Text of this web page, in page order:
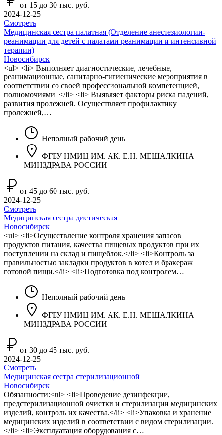
от 15 до 30 тыс. руб.
2024-12-25
Смотреть
Медицинская сестра палатная (Отделение анестезиологии-
реанимации для детей с палатами реанимации и интенсивной
терапии)
Новосибирск
<ul> <li> Выполняет диагностические, лечебные,
реанимационные, санитарно-гигиенические мероприятия в
соответствии со своей профессиональной компетенцией,
полномочиями. </li> <li> Выявляет факторы риска падений,
развития пролежней. Осуществляет профилактику
пролежней,…
Неполный рабочий день
ФГБУ НМИЦ ИМ. АК. Е.Н. МЕШАЛКИНА
МИНЗДРАВА РОССИИ
от 45 до 60 тыс. руб.
2024-12-25
Смотреть
Медицинская сестра диетическая
Новосибирск
<ul> <li>Осуществление контроля хранения запасов
продуктов питания, качества пищевых продуктов при их
поступлении на склад и пищеблок.</li> <li>Контроль за
правильностью закладки продуктов в котел и бракераж
готовой пищи.</li> <li>Подготовка под контролем…
Неполный рабочий день
ФГБУ НМИЦ ИМ. АК. Е.Н. МЕШАЛКИНА
МИНЗДРАВА РОССИИ
от 30 до 45 тыс. руб.
2024-12-25
Смотреть
Медицинская сестра стерилизационной
Новосибирск
Обязанности:<ul> <li>Проведение дезинфекции,
предстерилизационной очистки и стерилизации медицинских
изделий, контроль их качества.</li> <li>Упаковка и хранение
медицинских изделий в соответствии с видом стерилизации.
</li> <li>Эксплуатация оборудования с…